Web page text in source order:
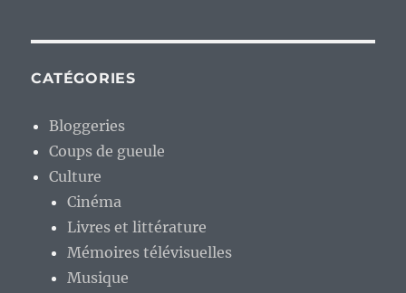
CATÉGORIES
Bloggeries
Coups de gueule
Culture
Cinéma
Livres et littérature
Mémoires télévisuelles
Musique